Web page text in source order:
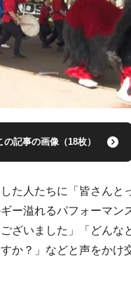
の記事の画像（18枚）
た人たちに「皆さんと
ー溢れるパフォーマン
ざいました」「どんな
か？」などと声をかけ